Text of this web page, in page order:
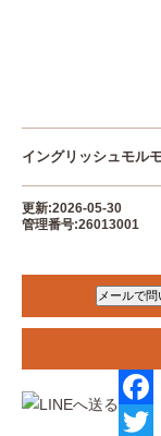
イングリッシュモル
更新:2026-05-30
管理番号:26013001
F